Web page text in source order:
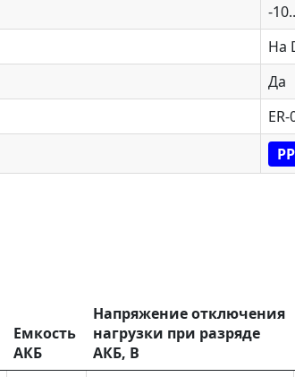
-
На
Да
Емкость
АКБ
Напряжение отключения
нагрузки при разряде
АКБ, В